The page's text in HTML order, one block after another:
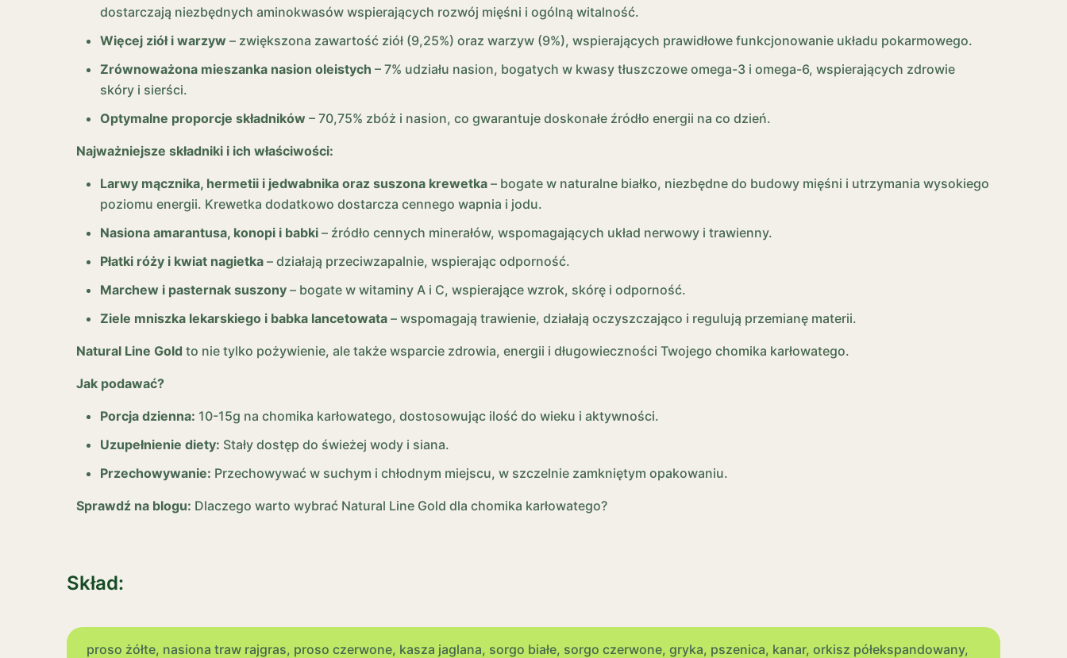
dostarczają niezbędnych aminokwasów wspierających rozwój mięśni i ogólną witalność.
Więcej ziół i warzyw – zwiększona zawartość ziół (9,25%) oraz warzyw (9%), wspierających prawidłowe funkcjonowanie układu pokarmowego.
Zrównoważona mieszanka nasion oleistych – 7% udziału nasion, bogatych w kwasy tłuszczowe omega-3 i omega-6, wspierających zdrowie
skóry i sierści.
Optymalne proporcje składników – 70,75% zbóż i nasion, co gwarantuje doskonałe źródło energii na co dzień.
Najważniejsze składniki i ich właściwości:
Larwy mącznika, hermetii i jedwabnika oraz suszona krewetka– bogate w naturalne białko, niezbędne do budowy mięśni i utrzymania wysokiego
poziomu energii. Krewetka dodatkowo dostarcza cennego wapnia i jodu.
Nasiona amarantusa, konopi i babki– źródło cennych minerałów, wspomagających układ nerwowy i trawienny.
Płatki róży i kwiat nagietka– działają przeciwzapalnie, wspierając odporność.
Marchew i pasternak suszony– bogate w witaminy A i C, wspierające wzrok, skórę i odporność.
Ziele mniszka lekarskiego i babka lancetowata– wspomagają trawienie, działają oczyszczająco i regulują przemianę materii.
Natural Line Gold to nie tylko pożywienie, ale także wsparcie zdrowia, energii i długowieczności Twojego chomika karłowatego.
Jak podawać?
Porcja dzienna: 10-15g na chomika karłowatego, dostosowując ilość do wieku i aktywności.
Uzupełnienie diety: Stały dostęp do świeżej wody i siana.
Przechowywanie: Przechowywać w suchym i chłodnym miejscu, w szczelnie zamkniętym opakowaniu.
Sprawdź na blogu: Dlaczego warto wybrać Natural Line Gold dla chomika karłowatego?
Skład:
proso żółte, nasiona traw rajgras, proso czerwone, kasza jaglana, sorgo białe, sorgo czerwone, gryka, pszenica, kanar, orkisz półekspandowany,